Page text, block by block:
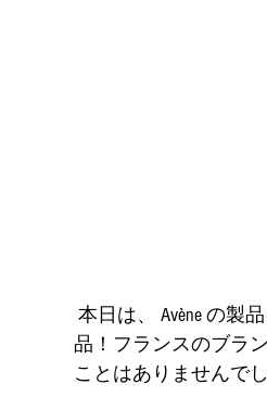
品！フランスのブラ
ことはありませんでし